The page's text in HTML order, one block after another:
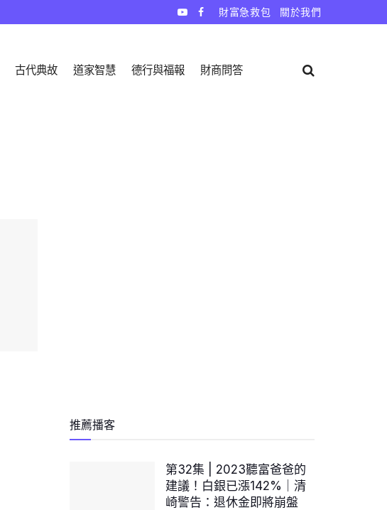
財富急救包 關於我們
古代典故 道家智慧 德行與福報 財商問答
推薦播客
第32集 | 2023聽富爸爸的
建議！白銀已漲142%｜清
崎警告：退休金即將崩盤